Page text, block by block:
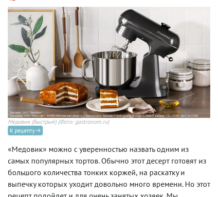
Медовик (быстрый)(Фото: gastronom.ru)
К рецепту
«Медовик» можно с уверенностью назвать одним из
самых популярных тортов. Обычно этот десерт готовят из
большого количества тонких коржей, на раскатку и
выпечку которых уходит довольно много времени. Но этот